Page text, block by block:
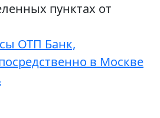
пунктах от
ОТП Банк,
в Москве